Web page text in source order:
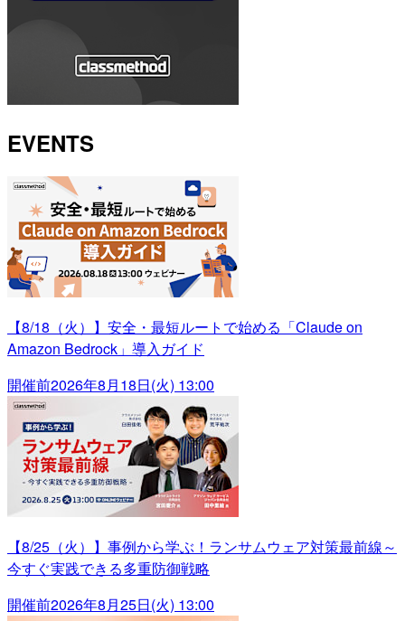
EVENTS
【8/18（火）】安全・最短ルートで始める「Claude on
Amazon Bedrock」導入ガイド
開催前2026年8月18日(火) 13:00
【8/25（火）】事例から学ぶ！ランサムウェア対策最前線～
今すぐ実践できる多重防御戦略
開催前2026年8月25日(火) 13:00